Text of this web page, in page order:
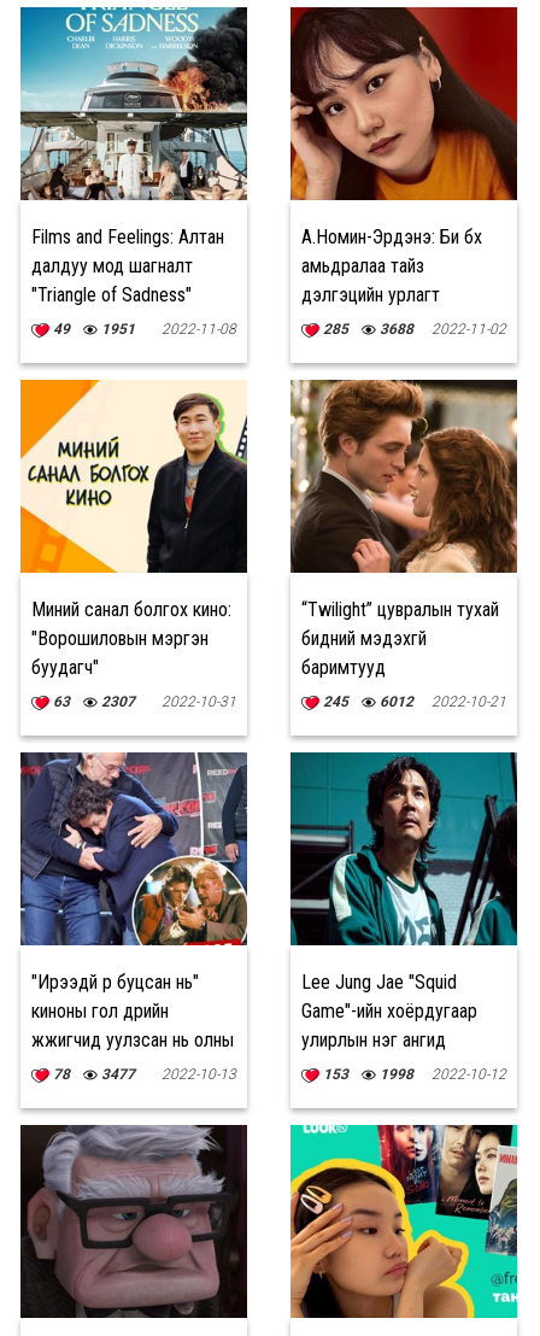
Films and Feelings: Алтан
далдуу мод шагналт
"Triangle of Sadness"
киноны тэмдэглэл
49 1951 2022-11-08
А.Номин-Эрдэнэ: Би бүх
амьдралаа тайз
дэлгэцийн урлагт
зориулна
285 3688 2022-11-02
Миний санал болгох кино:
"Ворошиловын мэргэн
буудагч"
63 2307 2022-10-31
“Twilight” цувралын тухай
бидний мэдэхгүй
баримтууд
245 6012 2022-10-21
"Ирээдүй рүү буцсан нь"
киноны гол дүрийн
жүжигчид уулзсан нь олны
сэтгэлийг хөдөлгөв
78 3477 2022-10-13
Lee Jung Jae "Squid
Game"-ийн хоёрдугаар
улирлын нэг ангид
700,000 ам.доллараар
153 1998 2022-10-12